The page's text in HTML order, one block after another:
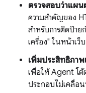
ตรวจสอบว่าแผ
ความสำคัญของ
สำหรับการติดป้า
เครื่อง" ในหน้าเว็บ
เพิ่มประสิทธิภาพ
เพื่อให้ Agent โต้
ประกอบไม่เคลื่อ